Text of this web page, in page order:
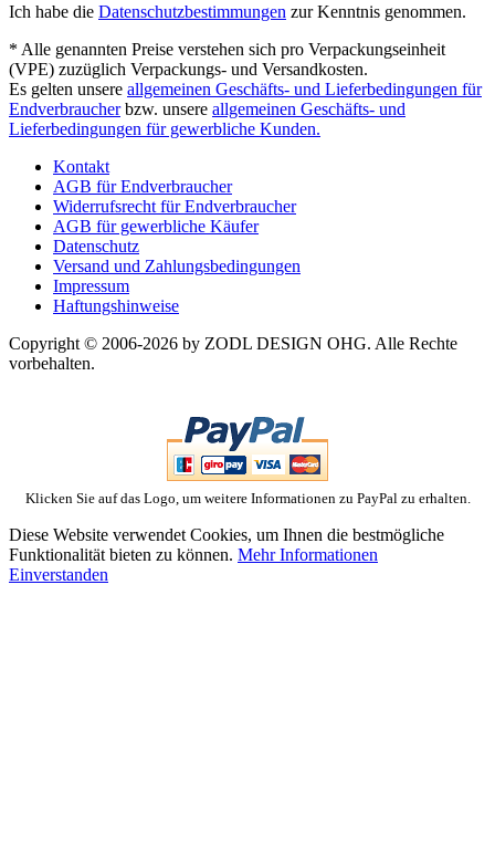
Ich habe die Datenschutzbestimmungen zur Kenntnis genommen.
* Alle genannten Preise verstehen sich pro Verpackungseinheit
(VPE) zuzüglich Verpackungs- und Versandkosten.
Es gelten unsere allgemeinen Geschäfts- und Lieferbedingungen für
Endverbraucherbzw. unsere allgemeinen Geschäfts- und
Lieferbedingungen für gewerbliche Kunden.
Kontakt
AGB für Endverbraucher
Widerrufsrecht für Endverbraucher
AGB für gewerbliche Käufer
Datenschutz
Versand und Zahlungsbedingungen
Impressum
Haftungshinweise
Copyright © 2006-2026 by ZODL DESIGN OHG. Alle Rechte
vorbehalten.
Klicken Sie auf das Logo, um weitere Informationen zu PayPal zu erhalten.
Diese Website verwendet Cookies, um Ihnen die bestmögliche
Funktionalität bieten zu können. Mehr Informationen
Einverstanden